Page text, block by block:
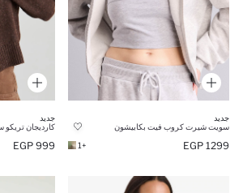
جديد
سويت شيرت كروب فيت بكابيشون
1299 EGP
+1
جديد
999 EGP